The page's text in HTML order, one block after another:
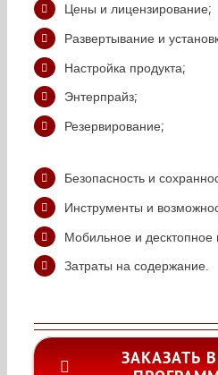
Цены и лицензирование;
Развертывание и
Настройка продукта;
Энтерпрайз;
Резервирование;
Безопасность и
Инструменты и
Мобильное и десктопное
Затраты на содержание.
ЗАКАЗАТЬ